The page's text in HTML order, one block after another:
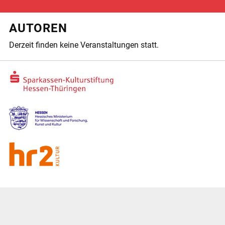
AUTOREN
Derzeit finden keine Veranstaltungen statt.